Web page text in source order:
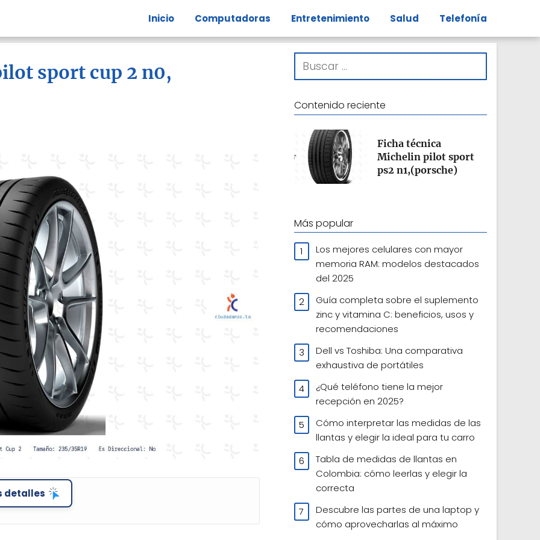
Inicio Computadoras Entretenimiento Salud Telefonía
sport cup 2 n0,
detalles
Contenido reciente
Ficha técnica
Michelin pilot sport
ps2 n1,(porsche)
Más popular
Los mejores celulares con mayor
memoria RAM: modelos destacados
del 2025
Guía completa sobre el suplemento
zinc y vitamina C: beneficios, usos y
recomendaciones
Dell vs Toshiba: Una comparativa
exhaustiva de portátiles
¿Qué teléfono tiene la mejor
recepción en 2025?
Cómo interpretar las medidas de las
llantas y elegir la ideal para tu carro
Tabla de medidas de llantas en
Colombia: cómo leerlas y elegir la
correcta
Descubre las partes de una laptop y
cómo aprovecharlas al máximo